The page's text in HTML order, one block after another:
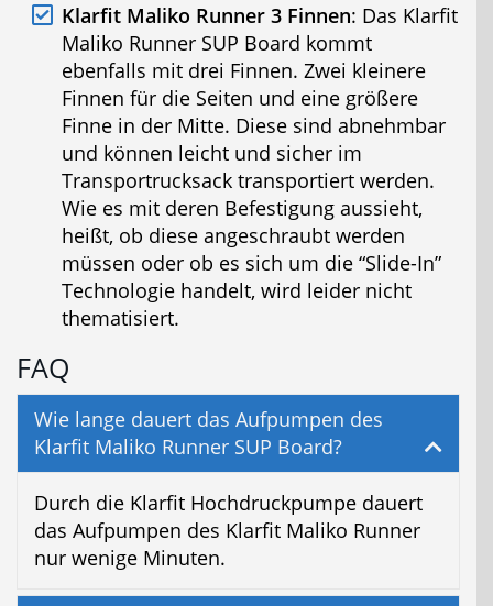
Klarfit Maliko Runner 3 Finnen: Das Klarfit
Maliko Runner SUP Board kommt
ebenfalls mit drei Finnen. Zwei kleinere
Finnen für die Seiten und eine größere
Finne in der Mitte. Diese sind abnehmbar
und können leicht und sicher im
Transportrucksack transportiert werden.
Wie es mit deren Befestigung aussieht,
heißt, ob diese angeschraubt werden
müssen oder ob es sich um die “Slide-In”
Technologie handelt, wird leider nicht
thematisiert.
FAQ
Wie lange dauert das Aufpumpen des
Klarfit Maliko Runner SUP Board?
Durch die Klarfit Hochdruckpumpe dauert
das Aufpumpen des Klarfit Maliko Runner
nur wenige Minuten.